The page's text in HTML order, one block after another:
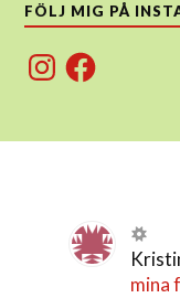
FÖLJ MIG PÅ
InstagramFacebook
mina